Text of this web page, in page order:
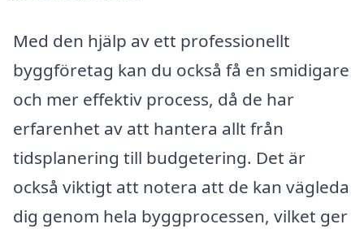
Med den hjälp av ett professionellt
byggföretag kan du också få en smidigare
och mer effektiv process, då de har
erfarenhet av att hantera allt från
tidsplanering till budgetering. Det är
också viktigt att notera att de kan vägleda
dig genom hela byggprocessen, vilket ger